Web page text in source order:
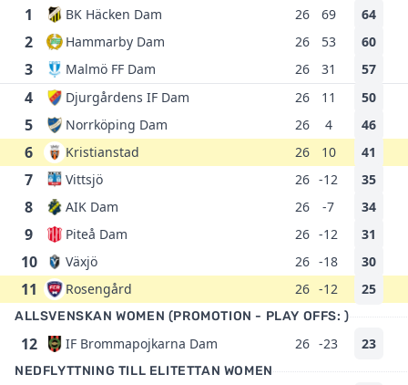
1 BK Häcken Dam 26 69 64
2 Hammarby Dam 26 53 60
3 Malmö FF Dam 26 31 57
4 Djurgårdens IF Dam 26 11 50
5 Norrköping Dam 26 4 46
6 Kristianstad 26 10 41
7 Vittsjö 26 -12 35
8 AIK Dam 26 -7 34
9 Piteå Dam 26 -12 31
10 Växjö 26 -18 30
11 Rosengård 26 -12 25
ALLSVENSKAN WOMEN (PROMOTION - PLAY OFFS: )
12 IF Brommapojkarna Dam 26 -23 23
NEDFLYTTNING TILL ELITETTAN WOMEN